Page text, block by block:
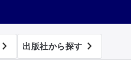
 出版社から探す 